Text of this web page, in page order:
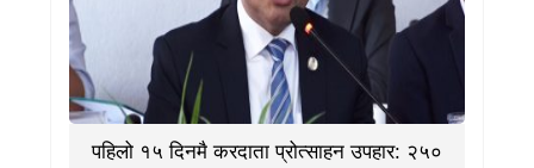
पहिलो १५ दिनमै करदाता प्रोत्साहन उपहार: २५०